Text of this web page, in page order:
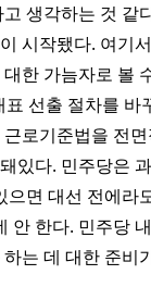
생각하는 것 같
시작됐다. 여기
한 가늠자로 볼
표 선출 절차를 바
로기준법을 전
있다. 민주당은
으면 대선 전에라
안 한다. 민주당
는 데 대한 준비